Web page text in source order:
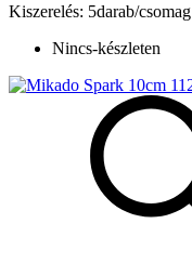
Kiszerelés: 5darab/csomag
Nincs-készleten